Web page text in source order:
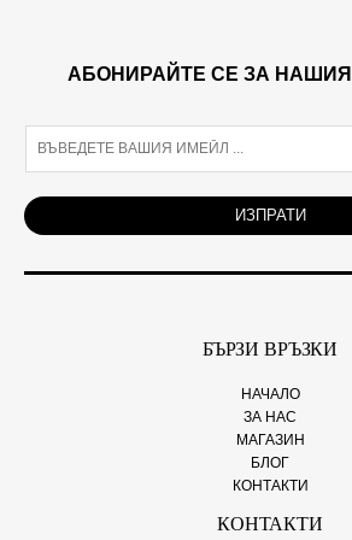
АБОНИРАЙТЕ СЕ ЗА
i
l
ИЗПРАТИ
БЪРЗИ ВРЪЗКИ
НАЧАЛО
ЗА НАС
МАГАЗИН
БЛОГ
КОНТАКТИ
КОНТАКТИ